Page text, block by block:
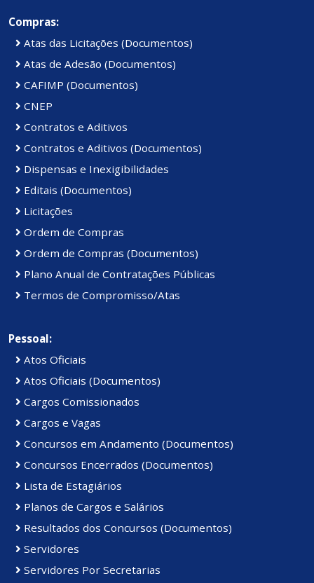
Compras:
Atas das Licitações (Documentos)
Atas de Adesão (Documentos)
CAFIMP (Documentos)
CNEP
Contratos e Aditivos
Contratos e Aditivos (Documentos)
Dispensas e Inexigibilidades
Editais (Documentos)
Licitações
Ordem de Compras
Ordem de Compras (Documentos)
Plano Anual de Contratações Públicas
Termos de Compromisso/Atas
Pessoal:
Atos Oficiais
Atos Oficiais (Documentos)
Cargos Comissionados
Cargos e Vagas
Concursos em Andamento (Documentos)
Concursos Encerrados (Documentos)
Lista de Estagiários
Planos de Cargos e Salários
Resultados dos Concursos (Documentos)
Servidores
Servidores Por Secretarias